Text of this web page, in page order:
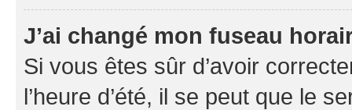
J’ai changé mon fuseau
Si vous êtes sûr d’avoir
l’heure d’été, il se peut que le